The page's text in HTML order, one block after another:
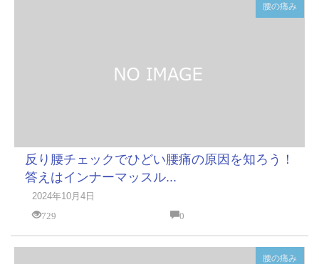
腰の痛み
反り腰チェックでひどい腰痛の原因を知ろう！
答えはインナーマッスル...
2024年10月4日
729
0
腰の痛み